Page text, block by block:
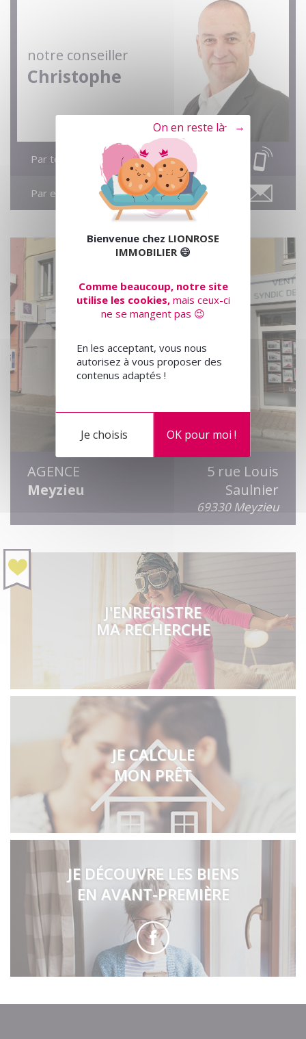
notre conseiller
Christophe
Par téléphone
Par email
AGENCE
Meyzieu
5 rue Louis
Saulnier
69330 Meyzieu
J'ENREGISTRE
MA RECHERCHE
JE CALCULE
MON PRÊT
JE DÉCOUVRE LES BIENS
EN AVANT-PREMIÈRE
Bienvenue chez LIONROSE
IMMOBILIER😄
Comme beaucoup, notre site
utilise les cookies,mais ceux-ci
ne se mangent pas 😉
En les acceptant, vous nous
autorisez à vous proposer des
contenus adaptés !
OK pour moi !
Tout refuser
Je choisis